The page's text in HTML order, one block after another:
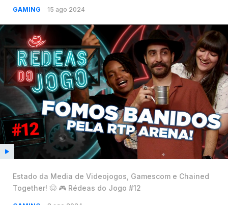
GAMING 15 ago 2024
Estado da Media de Videojogos, Gamescom e Chained
Together! 🤠 🎮 Rédeas do Jogo #12